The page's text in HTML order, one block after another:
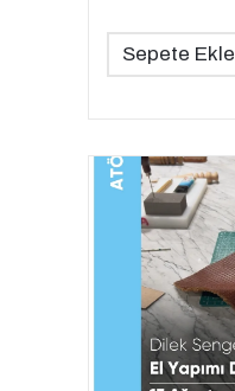
Sepete Ekle